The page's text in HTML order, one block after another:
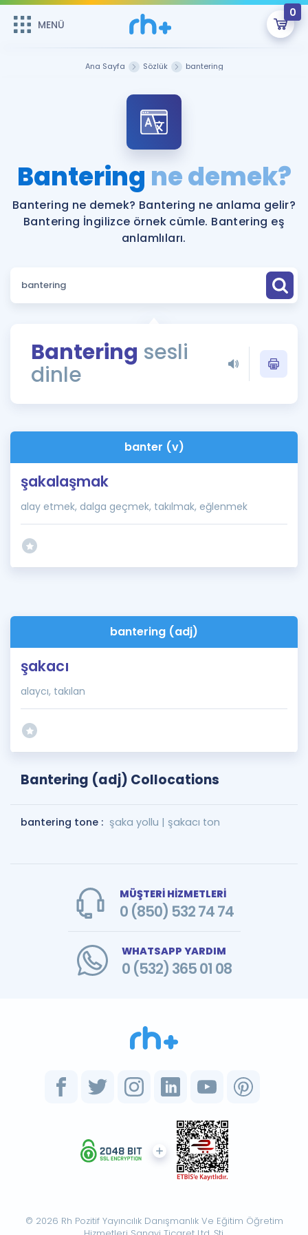
MENÜ
0
Şifremi Hatırlamıyorum
ÜYE DEĞİLİM
Sepetin Şu An Boş.
Remzi Hoca ile seni sınava hazırlayacak onlarca eğitim seni
bekliyor!
MENÜ
Faydalı Araçlar
Sözlük
Rehberlik Aracı
ÖSYM Sınav Takvimi
İngilizce Gramer
Hakkımızda
Ana Sayfa Sözlük bantering
Bantering ne demek?
Bantering ne demek? Bantering ne anlama gelir?
Bantering İngilizce örnek cümle. Bantering eş
anlamlıları.
Bantering sesli
dinle
banter (v)
şakalaşmak
alay etmek, dalga geçmek, takılmak, eğlenmek
bantering (adj)
şakacı
alaycı, takılan
Bantering (adj) Collocations
bantering tone : şaka yollu | şakacı ton
MÜŞTERİ HİZMETLERİ
0 (850) 532 74 74
WHATSAPP YARDIM
0 (532) 365 01 08
© 2026 Rh Pozitif Yayıncılık Danışmanlık Ve Eğitim Öğretim